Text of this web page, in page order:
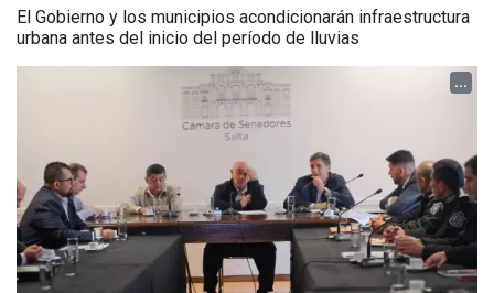
El Gobierno y los municipios acondicionarán infraestructura
urbana antes del inicio del período de lluvias
...